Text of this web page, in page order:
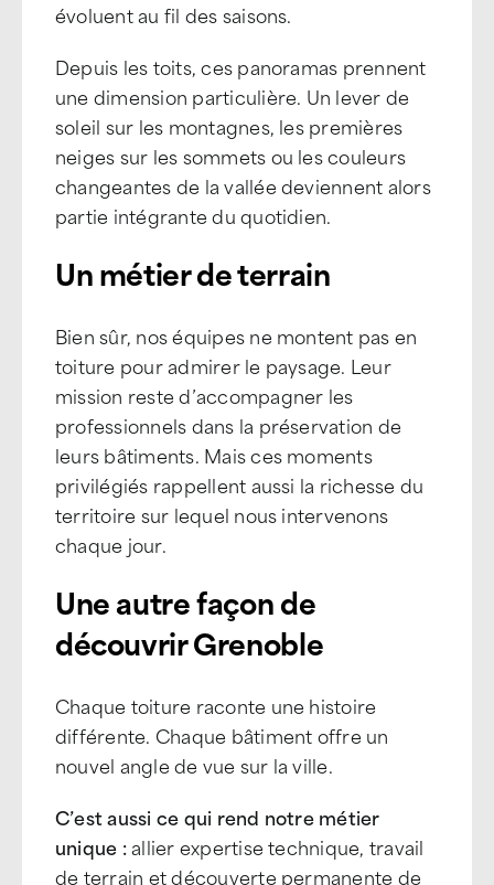
évoluent au fil des saisons.
Depuis les toits, ces panoramas prennent
une dimension particulière. Un lever de
soleil sur les montagnes, les premières
neiges sur les sommets ou les couleurs
changeantes de la vallée deviennent alors
partie intégrante du quotidien.
Un métier de terrain
Bien sûr, nos équipes ne montent pas en
toiture pour admirer le paysage. Leur
mission reste d’accompagner les
professionnels dans la préservation de
leurs bâtiments. Mais ces moments
privilégiés rappellent aussi la richesse du
territoire sur lequel nous intervenons
chaque jour.
Une autre façon de
découvrir Grenoble
Chaque toiture raconte une histoire
différente. Chaque bâtiment offre un
nouvel angle de vue sur la ville.
C’est aussi ce qui rend notre métier
unique :allier expertise technique, travail
de terrain et découverte permanente de